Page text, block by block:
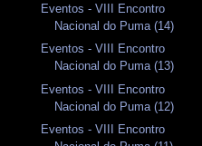
Eventos - VIII Encontro
Nacional do Puma (14)
Eventos - VIII Encontro
Nacional do Puma (13)
Eventos - VIII Encontro
Nacional do Puma (12)
Eventos - VIII Encontro